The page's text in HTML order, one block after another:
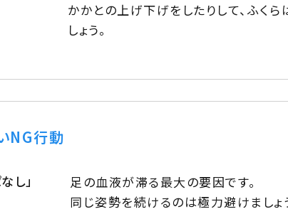
かかとの上げ下げをしたりして、ふく
しょう。
NG行動
し」
足の血液が滞る最大の要因です。
同じ姿勢を続けるのは極力避けましょ